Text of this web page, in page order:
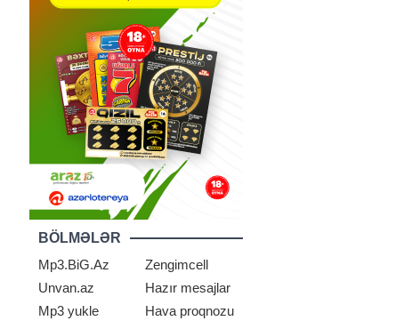
BÖLMƏLƏR
Mp3.BiG.Az
Zengimcell
Unvan.az
Hazır mesajlar
Mp3 yukle
Hava proqnozu